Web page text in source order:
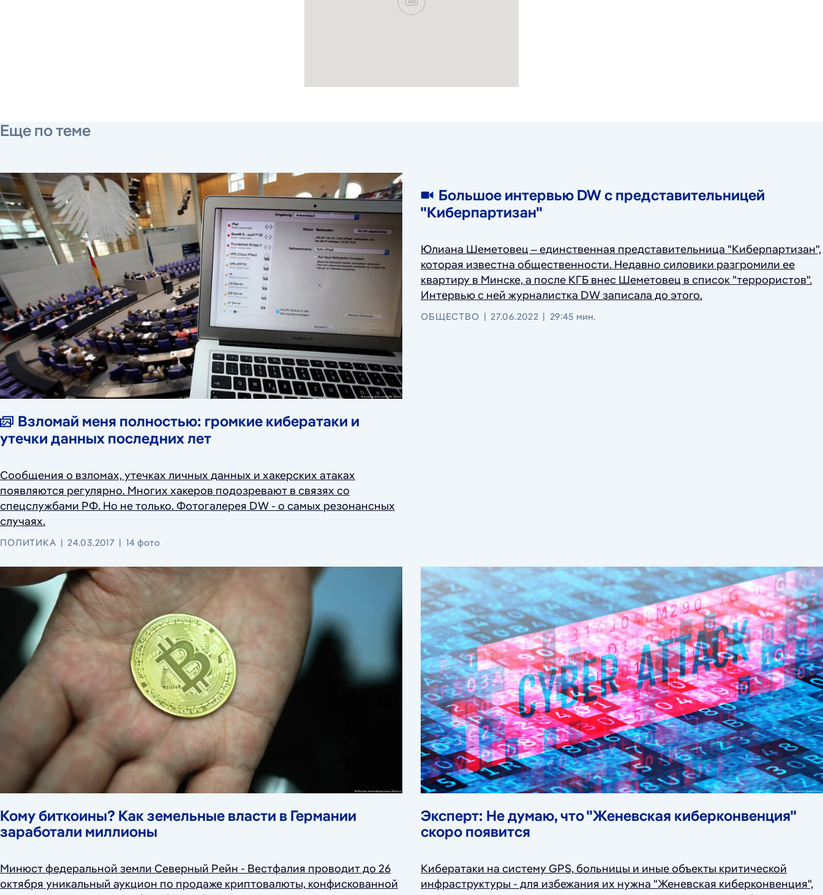
Еще по теме
Взломай меня полностью: громкие кибератаки и
утечки данных последних лет
Сообщения о взломах, утечках личных данных и хакерских атаках
появляются регулярно. Многих хакеров подозревают в связях со
спецслужбами РФ. Но не только. Фотогалерея DW - о самых резонансных
случаях.
ПОЛИТИКА 24.03.2017 14 фото
Большое интервью DW с представительницей
"Киберпартизан"
Юлиана Шеметовец – единственная представительница "Киберпартизан",
которая известна общественности. Недавно силовики разгромили ее
квартиру в Минске, а после КГБ внес Шеметовец в список "террористов".
Интервью с ней журналистка DW записала до этого.
ОБЩЕСТВО 27.06.2022 29:45 мин.
Кому биткоины? Как земельные власти в Германии
заработали миллионы
Минюст федеральной земли Северный Рейн - Вестфалия проводит до 26
октября уникальный аукцион по продаже криптовалюты, конфискованной
Эксперт: Не думаю, что "Женевская киберконвенция"
скоро появится
Кибератаки на систему GPS, больницы и иные объекты критической
инфраструктуры - для избежания их нужна "Женевская киберконвенция",